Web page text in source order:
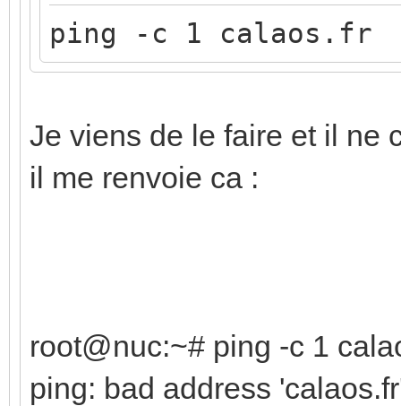
ping -c 1 calaos.fr
Je viens de le faire et il ne
il me renvoie ca :
root@nuc:~# ping -c 1
ping: bad address